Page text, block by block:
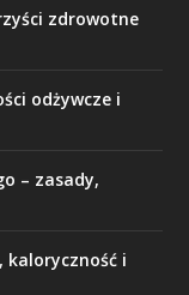
zdrowotne
odżywcze i
– zasady,
kaloryczność i